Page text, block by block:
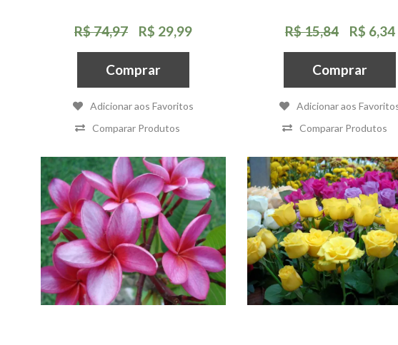
R$ 74,97 R$ 29,99
Comprar
Comparar Produtos
Adicionar aos Favoritos
R$ 15,84 R$ 6,34
Comprar
Comparar Produtos
Adicionar aos